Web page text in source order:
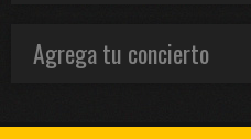
Agrega tu concierto